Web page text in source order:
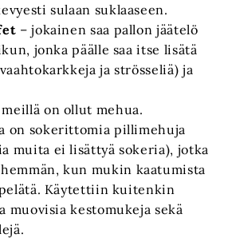
sulaan suklaaseen.
– jokainen saa pallon jäätelö
jonka päälle saa itse lisätä
ja strösseliä) ja
meillä on ollut mehua.
on sokerittomia pillimehuja
muita ei lisättyä sokeria), jotka
kun mukin kaatumista
Käytettiin kuitenkin
muovisia kestomukeja sekä